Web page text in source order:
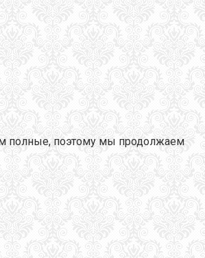
полные, поэтому мы продолжаем